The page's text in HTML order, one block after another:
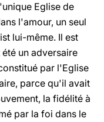
Eglise de
l'amour, un seul
lui-même. Il est
un adversaire
par l'Eglise
parce qu'il avait
la fidélité à
par la foi dans le